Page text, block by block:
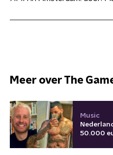
Meer over The
Music
50.000